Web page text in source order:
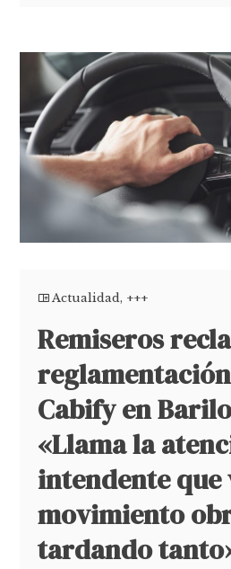
Actualidad, +++
Remiseros
Cabify en
«Llama la
intendente que
movimiento
tardando